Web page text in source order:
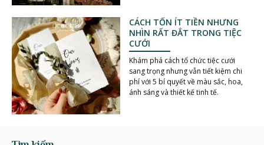
CÁCH TỐN ÍT TIỀN NHƯNG
NHÌN RẤT ĐẮT TRONG TIỆC
CƯỚI
Khám phá cách tổ chức tiệc cưới
sang trọng nhưng vẫn tiết kiệm chi
phí với 5 bí quyết về màu sắc, hoa,
ánh sáng và thiết kế tinh tế.